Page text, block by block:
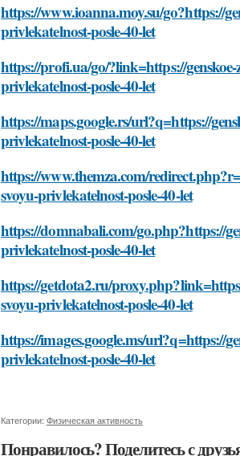
https://www.ioanna.moy.su/go?https://
privlekatelnost-posle-40-let
https://profi.ua/go/?link=https://
privlekatelnost-posle-40-let
https://maps.google.rs/url?q=https://
privlekatelnost-posle-40-let
https://www.themza.com/
svoyu-privlekatelnost-posle-40-let
https://domnabali.com/go.php?https://
privlekatelnost-posle-40-let
https://getdota2.ru/
svoyu-privlekatelnost-posle-40-let
https://images.google.ms/url?q=https://
privlekatelnost-posle-40-let
Категории: Физическая активность
Понравилось? Поделитесь с